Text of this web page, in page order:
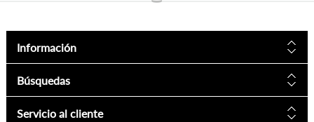
Información
Búsquedas
Servicio al cliente